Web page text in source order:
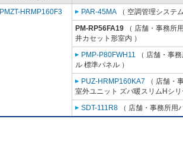
PMZT-HRMP160F3
PAR-45MA （ 空調管理システ
PM-RP56FA19 （ 店舗・事務所
井カセット形室内 ）
PMP-P80FWH11 （ 店舗・事
ル 標準パネル ）
PUZ-HRMP160KA7 （ 店舗・
室外ユニット ズバ暖スリムHシ
SDT-111R8 （ 店舗・事務所用